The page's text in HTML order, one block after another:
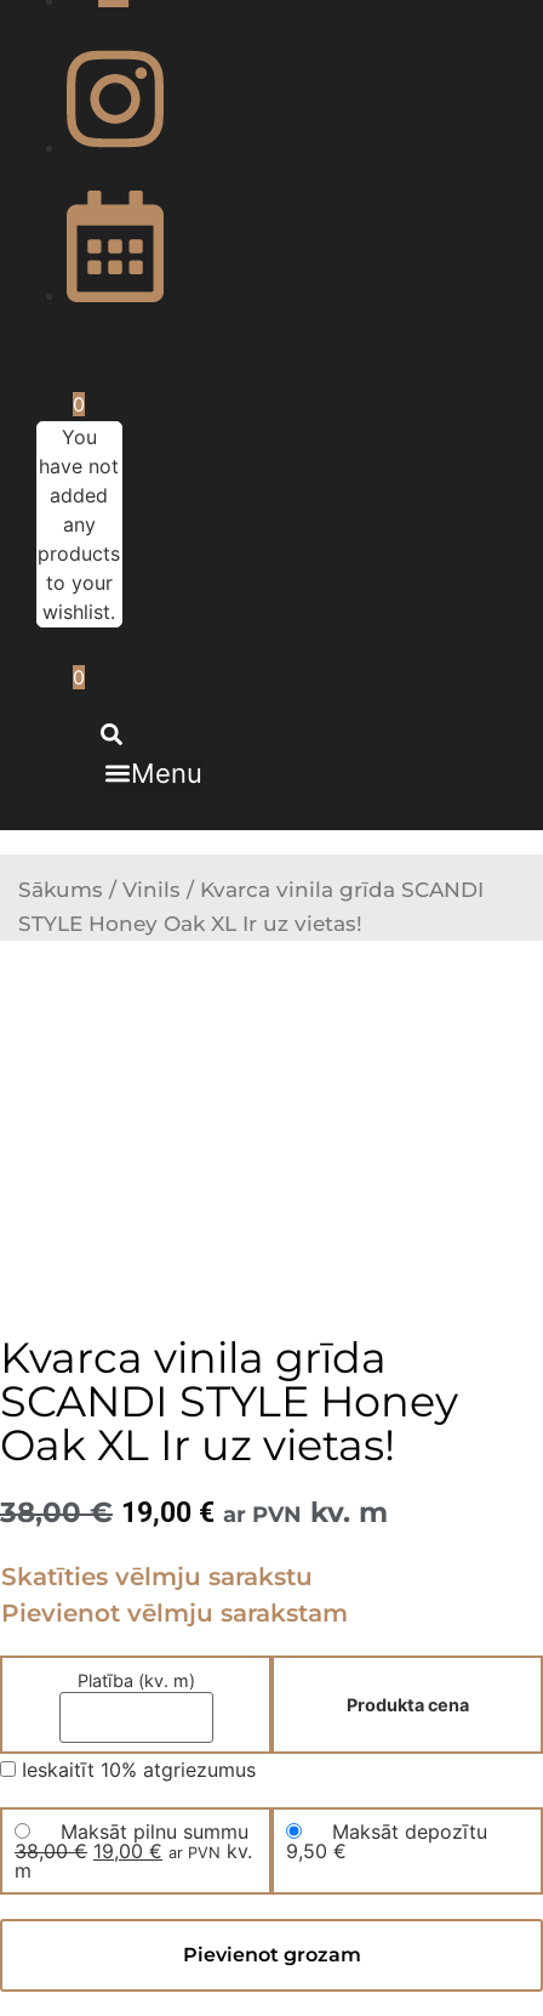
0
You
have not
added
any
products
to your
wishlist.
0
Menu
Sākums / Vinils / Kvarca vinila grīda SCANDI
STYLE Honey Oak XL Ir uz vietas!
Kvarca vinila grīda
SCANDI STYLE Honey
Oak XL Ir uz vietas!
38,00€ Original
was:
38,00 €.
19,00 € Current
is:
ar PVN kv. m
Skatīties vēlmju sarakstu
Pievienot vēlmju sarakstam
Platība (kv. m)
Produkta cena
Ieskaitīt 10% atgriezumus
Maksāt pilnu summu
38,00€ Original
price
was:
19,00 € Current
is:
ar PVN kv.
m
Maksāt depozītu
9,50 €
Kvarca
SCANDI
Pievienot grozam